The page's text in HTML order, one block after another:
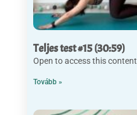
Teljes test #15 (30:59)
Open to access this content
Tovább »